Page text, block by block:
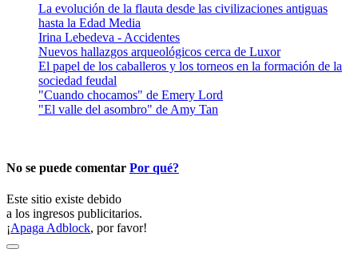
La evolución de la flauta desde las civilizaciones antiguas
hasta la Edad Media
Irina Lebedeva - Accidentes
Nuevos hallazgos arqueológicos cerca de Luxor
El papel de los caballeros y los torneos en la formación de la
sociedad feudal
"Cuando chocamos" de Emery Lord
"El valle del asombro" de Amy Tan
No se puede comentar Por qué?
Este sitio existe debido
a los ingresos publicitarios.
¡Apaga Adblock, por favor!